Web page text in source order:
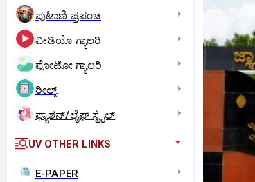
ಪುಟಾಣಿ ಪ್ರಪಂಚ
ವೀಡಿಯೊ ಗ್ಯಾಲರಿ
ಫೋಟೋ ಗ್ಯಾಲರಿ
ರೀಲ್ಸ್
ಫ್ಯಾಶನ್/ಲೈಫ್‌ ಸ್ಟೈಲ್
UV OTHER LINKS
E-PAPER